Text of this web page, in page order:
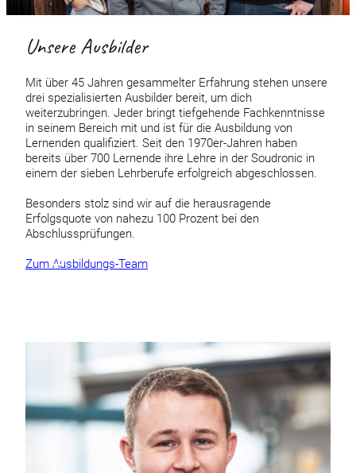
Unsere Ausbilder
Mit über 45 Jahren gesammelter Erfahrung stehen unsere
drei spezialisierten Ausbilder bereit, um dich
weiterzubringen. Jeder bringt tiefgehende Fachkenntnisse
in seinem Bereich mit und ist für die Ausbildung von
Lernenden qualifiziert. Seit den 1970er-Jahren haben
bereits über 700 Lernende ihre Lehre in der Soudronic in
einem der sieben Lehrberufe erfolgreich abgeschlossen.
Besonders stolz sind wir auf die herausragende
Erfolgsquote von nahezu 100 Prozent bei den
Abschlussprüfungen.
Zum Ausbildungs-Team